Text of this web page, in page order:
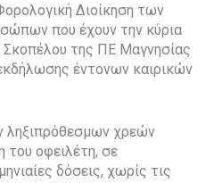
Διοίκηση των
που έχουν την κύρια
Σκοπέλου της ΠΕ Μαγνησίας
έντονων καιρικών
ληξιπρόθεσμων χρεών
του οφειλέτη, σε
δόσεις, χωρίς τις